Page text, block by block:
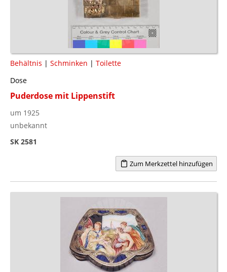
Behältnis | Schminken | Toilette
Dose
Puderdose mit Lippenstift
um 1925
unbekannt
SK 2581
Zum Merkzettel hinzufügen